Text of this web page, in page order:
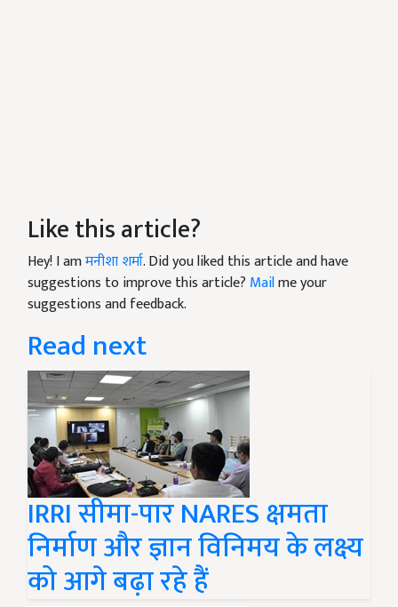
Like this article?
Hey! I amमनीशा शर्मा. Did you liked this article and have
suggestions to improve this article? Mailme your
suggestions and feedback.
Read next
IRRI सीमा-पार NARES क्षमता
निर्माण और ज्ञान विनिमय के लक्ष्य
को आगे बढ़ा रहे हैं